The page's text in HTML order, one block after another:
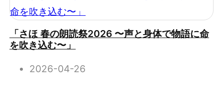
「さほ 春の朗読祭2026 〜声と身体で物語に命
を吹き込む〜」
2026-04-26